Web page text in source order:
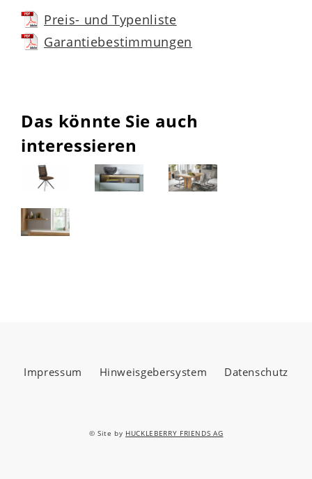
Preis- und Typenliste
Garantiebestimmungen
Das könnte Sie auch
interessieren
Impressum Hinweisgebersystem Datenschutz
© Site by HUCKLEBERRY FRIENDS AG